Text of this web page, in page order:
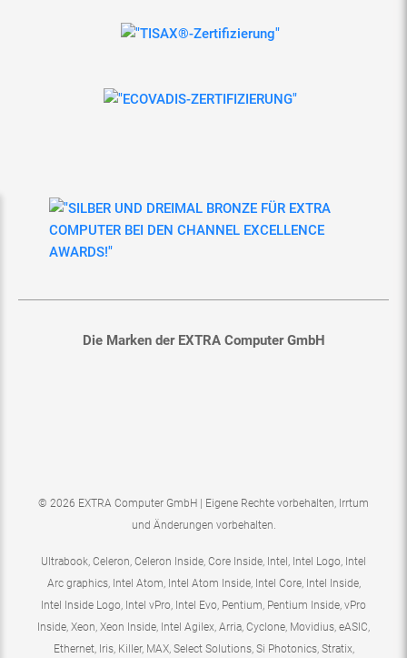
Die Marken der EXTRA Computer GmbH
© 2026 EXTRA Computer GmbH | Eigene Rechte vorbehalten, Irrtum
und Änderungen vorbehalten.
Ultrabook, Celeron, Celeron Inside, Core Inside, Intel, Intel Logo, Intel
Arc graphics, Intel Atom, Intel Atom Inside, Intel Core, Intel Inside,
Intel Inside Logo, Intel vPro, Intel Evo, Pentium, Pentium Inside, vPro
Inside, Xeon, Xeon Inside, Intel Agilex, Arria, Cyclone, Movidius, eASIC,
Ethernet, Iris, Killer, MAX, Select Solutions, Si Photonics, Stratix,